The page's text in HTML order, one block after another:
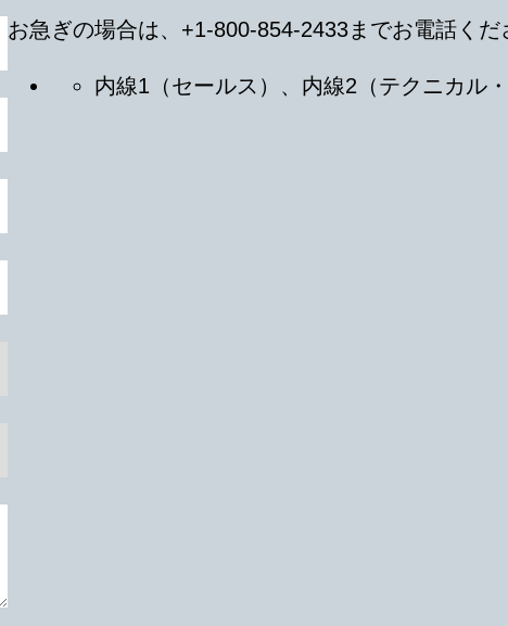
お急ぎの場合は、+1-800-854-2433までお電話くだ
内線1（セールス）、内線2（テクニカル